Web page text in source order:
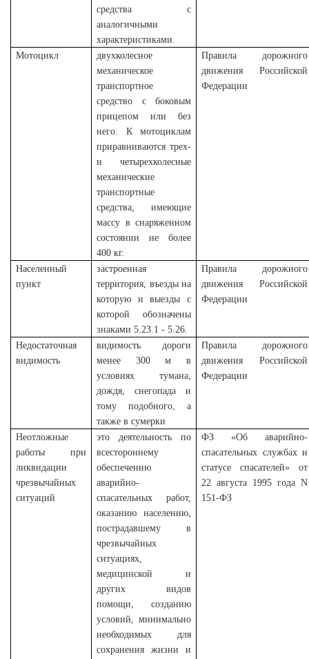
средства с
аналогичными
характеристиками.
Мотоцикл
двухколесное
механическое
транспортное
средство с боковым
прицепом или без
него. К мотоциклам
приравниваются трех-
и четырехколесные
механические
транспортные
средства, имеющие
массу в снаряженном
состоянии не более
400 кг.
Правила дорожного
движения Российской
Федерации
Населенный
пункт
застроенная
территория, въезды на
которую и выезды с
которой обозначены
знаками 5.23.1 - 5.26.
Правила дорожного
движения Российской
Федерации
Недостаточная
видимость
видимость дороги
менее 300 м в
условиях тумана,
дождя, снегопада и
тому подобного, а
также в сумерки
Правила дорожного
движения Российской
Федерации
Неотложные
работы при
ликвидации
чрезвычайных
ситуаций
это деятельность по
всестороннему
обеспечению
аварийно-
спасательных работ,
оказанию населению,
пострадавшему в
чрезвычайных
ситуациях,
медицинской и
других видов
помощи, созданию
условий, минимально
необходимых для
сохранения жизни и
ФЗ «Об аварийно-
спасательных службах и
статусе спасателей» от
22 августа 1995 года N
151-ФЗ